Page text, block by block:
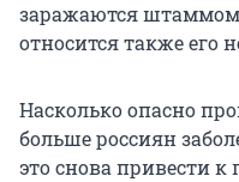
заражаются
относится также его
Насколько опасно
больше россиян
это снова привести